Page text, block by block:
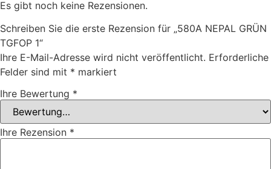
Es gibt noch keine Rezensionen.
Schreiben Sie die erste Rezension für „580A NEPAL GRÜN
TGFOP 1“
Ihre E-Mail-Adresse wird nicht veröffentlicht. Erforderliche
Felder sind mit * markiert
Ihre Bewertung *
Ihre Rezension *